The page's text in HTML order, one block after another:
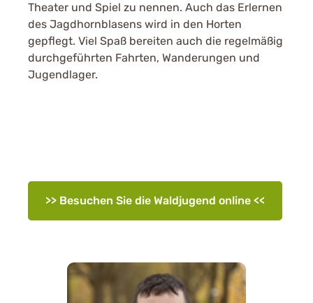
Theater und Spiel zu nennen. Auch das Erlernen
des Jagdhornblasens wird in den Horten
gepflegt. Viel Spaß bereiten auch die regelmäßig
durchgeführten Fahrten, Wanderungen und
Jugendlager.
>> Besuchen Sie die Waldjugend online <<